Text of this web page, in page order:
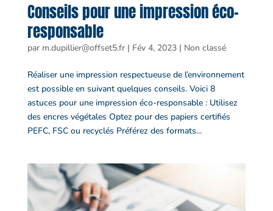
Conseils pour une impression éco-
responsable
par m.dupillier@offset5.fr| Fév 4, 2023| Non classé
Réaliser une impression respectueuse de l’environnement
est possible en suivant quelques conseils. Voici 8
astuces pour une impression éco-responsable : Utilisez
des encres végétales Optez pour des papiers certifiés
PEFC, FSC ou recyclés Préférez des formats...